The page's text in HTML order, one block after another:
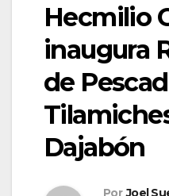
Hecmilio
inaugura
de
Dajabón
Por Joel